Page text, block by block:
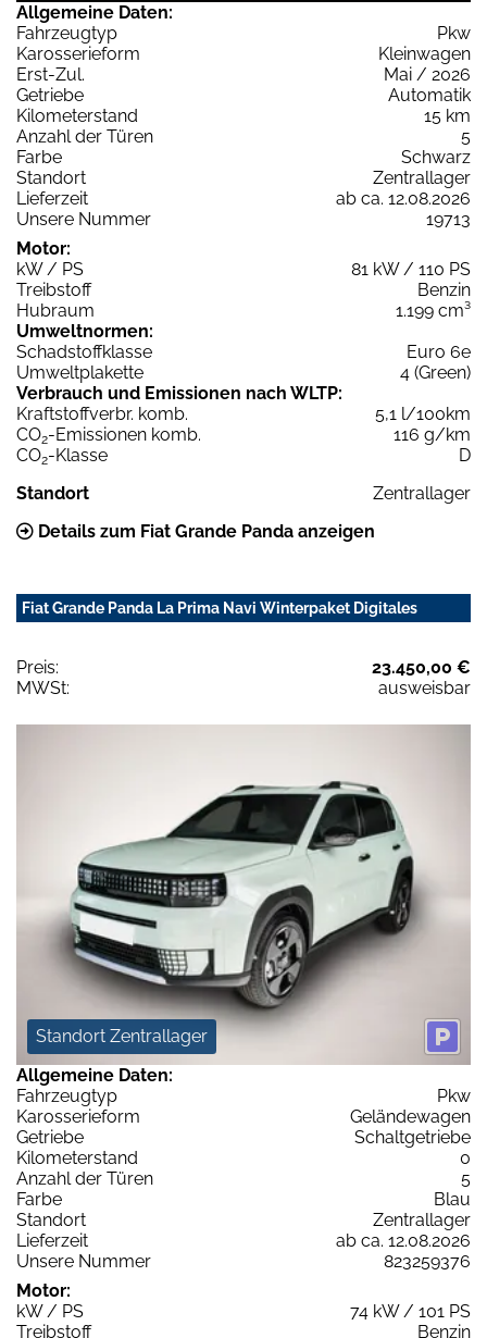
Allgemeine Daten:
Fahrzeugtyp
Pkw
Karosserieform
Kleinwagen
Erst-Zul.
Mai / 2026
Getriebe
Automatik
Kilometerstand
15 km
Anzahl der Türen
5
Farbe
Schwarz
Standort
Zentrallager
Lieferzeit
ab ca. 12.08.2026
Unsere Nummer
19713
Motor:
kW / PS
81 kW / 110 PS
Treibstoff
Benzin
Hubraum
1.199 cm³
Umweltnormen:
Schadstoffklasse
Euro 6e
Umweltplakette
4 (Green)
Verbrauch und Emissionen nach WLTP:
Kraftstoffverbr. komb.
5,1 l/100km
CO2-Emissionen komb.
116 g/km
CO2-Klasse
D
Standort
Zentrallager
Details zum Fiat Grande Panda anzeigen
Fiat Grande Panda La Prima Navi Winterpaket Digitales
Preis:
23.450,00 €
MWSt:
ausweisbar
Standort Zentrallager
Allgemeine Daten:
Fahrzeugtyp
Pkw
Karosserieform
Geländewagen
Getriebe
Schaltgetriebe
Kilometerstand
0
Anzahl der Türen
5
Farbe
Blau
Standort
Zentrallager
Lieferzeit
ab ca. 12.08.2026
Unsere Nummer
823259376
Motor:
kW / PS
74 kW / 101 PS
Treibstoff
Benzin